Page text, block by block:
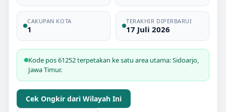
CAKUPAN KOTA
1
TERAKHIR DIPERBARUI
17 Juli 2026
Kode pos 61252 terpetakan ke satu area utama: Sidoarjo,
Jawa Timur.
Cek Ongkir dari Wilayah Ini